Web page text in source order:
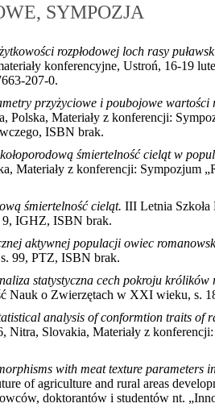
SYMPOZJA
rozpłodowej loch rasy
konferencyjne, Ustroń, 16-19
207-0.
przyżyciowe i poubojowe wartości
Materiały z konferencji:
ISBN brak.
śmiertelność cieląt w
Materiały z konferencji: Sympozjum
śmiertelność cieląt. III Letnia
9, IGHZ, ISBN brak.
aktywnej populacji owiec
99, PTZ, ISBN brak.
statystyczna cech pokroju
Nauk o Zwierzętach w XXI wieku, s.
analysis of conformtion traits of
Nitra, Slovakia, Materiały z
with meat texture parameters
of agriculture and rural areas
doktorantów i studentów nt.